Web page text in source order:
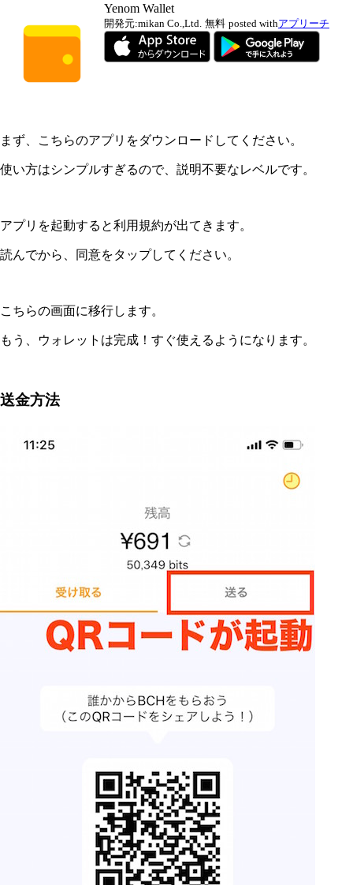
Yenom Wallet
開発元:mikan Co.,Ltd. 無料 posted withアプリーチ
まず、こちらのアプリをダウンロードしてください。
使い方はシンプルすぎるので、説明不要なレベルです。
アプリを起動すると利用規約が出てきます。
読んでから、同意をタップしてください。
こちらの画面に移行します。
もう、ウォレットは完成！すぐ使えるようになります。
送金方法